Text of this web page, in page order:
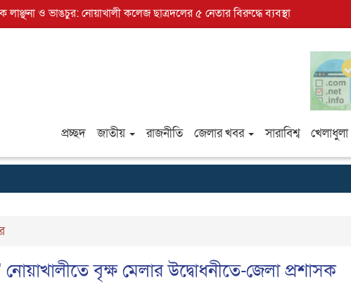
লাঞ্ছনা ও ভাঙচুর: নোয়াখালী কলেজ ছাত্রদলের ৫ নেতার বিরুদ্ধে ব্যবস্থা
প্রচ্ছদ জাতীয় রাজনীতি জেলার খবর সারাবিশ্ব খেলাধুলা
বৃক্ষ মেলার উদ্বোধনীতে-জেলা প্রশাসক